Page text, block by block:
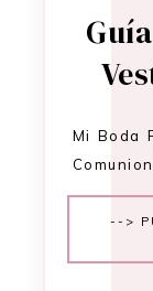
Mi Boda
-->